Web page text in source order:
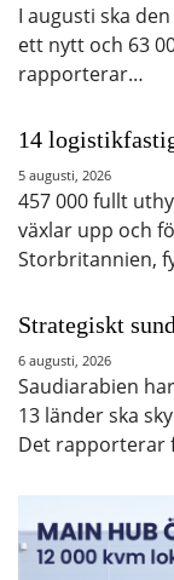
I augusti ska
ett nytt och 63
rapporterar…
14
5 augusti, 2026
457 000 fullt
växlar upp och
Storbritannien,
Strategiskt
6 augusti, 2026
Saudiarabien
13 länder ska
Det rapporterar